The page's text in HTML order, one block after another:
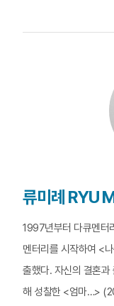
류미례 RYU
1997년부터 다큐멘터
멘터리를 시작하여 <
출했다. 자신의 결혼
해 성찰한 <엄마…>